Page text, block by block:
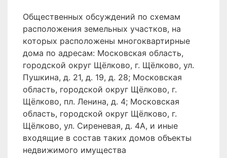
Общественных обсуждений по схемам
расположения земельных участков, на
которых расположены многоквартирные
дома по адресам: Московская область,
городской округ Щёлково, г. Щёлково, ул.
Пушкина, д. 21, д. 19, д. 28; Московская
область, городской округ Щёлково, г.
Щёлково, пл. Ленина, д. 4; Московская
область, городской округ Щёлково, г.
Щёлково, ул. Сиреневая, д. 4А, и иные
входящие в состав таких домов объекты
недвижимого имущества